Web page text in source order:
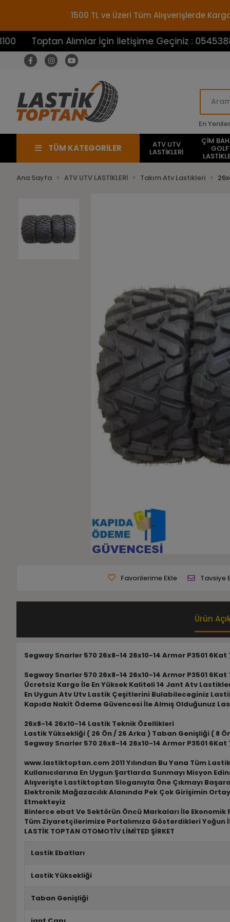
1500 TL ve Üzeri Tüm Alışverişlerde
Alımlar İçin İletişime Geçiniz : 05453883100
En Yeniler
TÜM KATEGORİLER ATV UTV
LASTİKLERİ
ÇİM
GOLF
Ana Sayfa ATV UTV LASTİKLERİ Takım Atv Lastikleri
Favorilerime Ekle Tavsiye
Ürün
Segway Snarler 570 26x8-14 26x10-14 Armor P3501
Segway Snarler 570 26x8-14 26x10-14 Armor P3501
Ücretsiz Kargo İle En Yüksek Kaliteli 14 Jant Atv
En Uygun Atv Utv Lastik Çeşitlerini Bulabileceginiz
Kapıda Nakit Ödeme Güvencesi İle Almış Olduğunuz
26x8-14 26x10-14 Lastik Teknik Özellikleri
Lastik Yüksekliği ( 26 Ön / 26 Arka ) Taban Genişliği ( 8
Segway Snarler 570 26x8-14 26x10-14 Armor P3501
www.lastiktoptan.com 2011 Yılından Bu Yana Tüm
Kullanıcılarına En Uygun Şartlarda Sunmayı Misyon
Alışverişte Lastiktoptan Sloganıyla Öne Çıkmayı
Elektronik Mağazacılık Alanında Pek Çok Girişimin
Etmekteyiz
Binlerce ebat Ve Sektörün Öncü Markaları İle
Tüm Ziyaretçilerimize Portalımıza Gösterdikleri Yoğun
LASTİK TOPTAN OTOMOTİV LİMİTED ŞİRKET
Lastik Ebatları
Lastik Yüksekliği
Taban Genişliği